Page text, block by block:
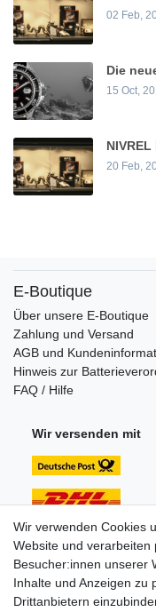
02 Feb,
Die
15 Oct,
20 Feb,
E-Boutique
Über unsere E-Boutique
Zahlung und Versand
AGB und
Hinweis zur
FAQ / Hilfe
Wir versenden mit
Unsere
Wir verwenden Cookies
Website und verarbeiten
Besucher:innen unserer
Inhalte und Anzeigen zu
Drittanbietern